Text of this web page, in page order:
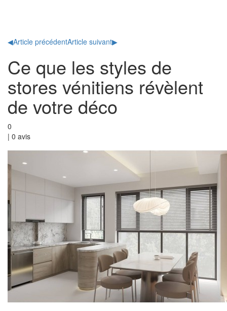
◀Article précédentArticle suivant▶
Ce que les styles de
stores vénitiens révèlent
de votre déco
0
| 0 avis